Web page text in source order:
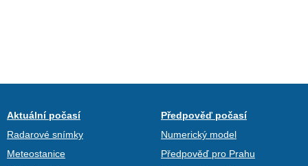
Aktuální počasí
Radarové snímky
Meteostanice
Předpověď počasí
Numerický model
Předpověď pro Prahu